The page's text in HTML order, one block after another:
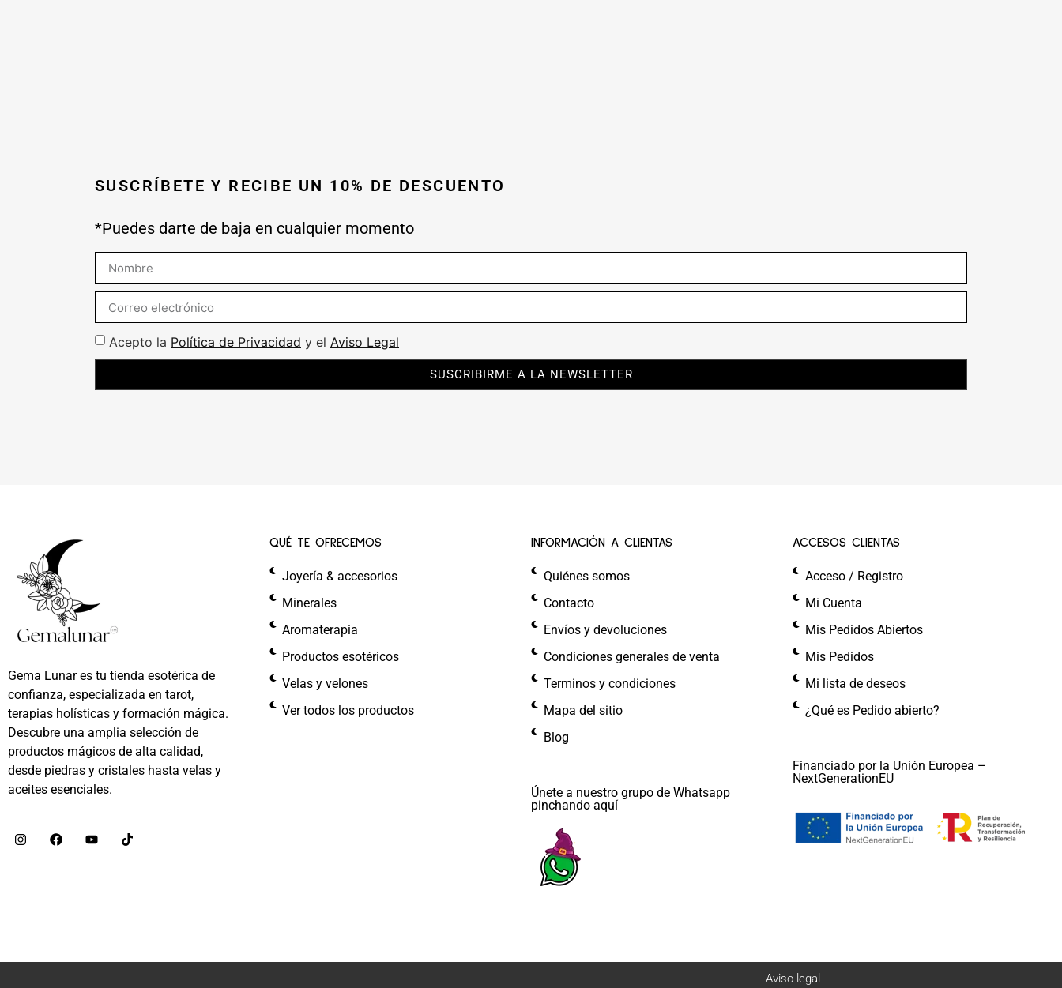
SUSCRÍBETE Y RECIBE UN 10% DE DESCUENTO
*Puedes darte de baja en cualquier momento
Acepto la Política de Privacidad y el Aviso Legal
SUSCRIBIRME A LA NEWSLETTER
Gema Lunar es tu tienda esotérica de
confianza, especializada en tarot,
terapias holísticas y formación mágica.
Descubre una amplia selección de
productos mágicos de alta calidad,
desde piedras y cristales hasta velas y
aceites esenciales.
QUÉ TE OFRECEMOS
Joyería & accesorios
Minerales
Aromaterapia
Productos esotéricos
Velas y velones
Ver todos los productos
INFORMACIÓN A CLIENTAS
Quiénes somos
Contacto
Envíos y devoluciones
Condiciones generales de venta
Terminos y condiciones
Mapa del sitio
Blog
Únete a nuestro grupo de Whatsapp
pinchando aquí​
ACCESOS CLIENTAS
Acceso / Registro
Mi Cuenta
Mis Pedidos Abiertos
Mis Pedidos
Mi lista de deseos
¿Qué es Pedido abierto?
Financiado por la Unión Europea –
NextGenerationEU
Aviso legal